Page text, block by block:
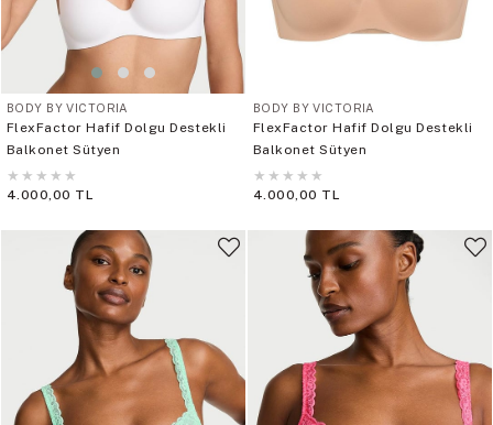
BODY BY VICTORIA
FlexFactor Hafif Dolgu Destekli
Balkonet Sütyen
★ ★ ★ ★ ★
4.000,00 TL
BODY BY VICTORIA
FlexFactor Hafif Dolgu Destekli
Balkonet Sütyen
★ ★ ★ ★ ★
4.000,00 TL